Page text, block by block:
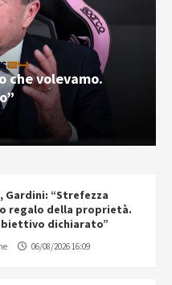
che volevamo.
Gardini: “Strefezza
regalo della proprietà.
dichiarato”
06/08/2026 16:09